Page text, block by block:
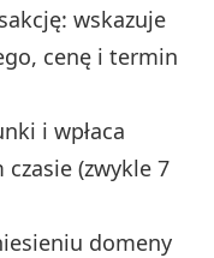
wskazuje
cenę i termin
i wpłaca
(zwykle 7
domeny